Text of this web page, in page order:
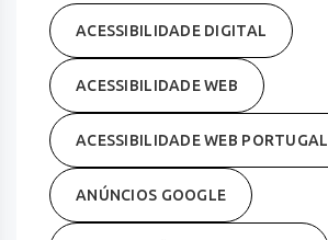
ACESSIBILIDADE DIGITAL
ACESSIBILIDADE WEB
ACESSIBILIDADE WEB PORTUGAL
ANÚNCIOS GOOGLE